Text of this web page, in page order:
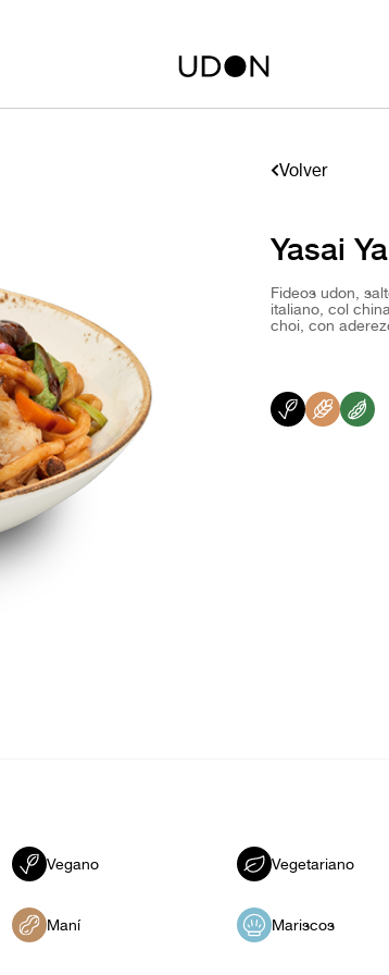
Volver
Yasai
Fideos udon,
italiano, col
choi, con
Vegano Vegetariano
Maní Mariscos